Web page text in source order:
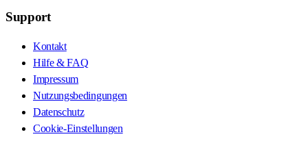
Support
Kontakt
Hilfe & FAQ
Impressum
Nutzungsbedingungen
Datenschutz
Cookie-Einstellungen